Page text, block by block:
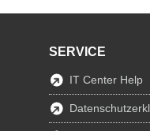
SERVICE
IT Center Help